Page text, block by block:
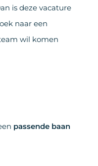
is deze vacature
naar een
wil komen
passende baan